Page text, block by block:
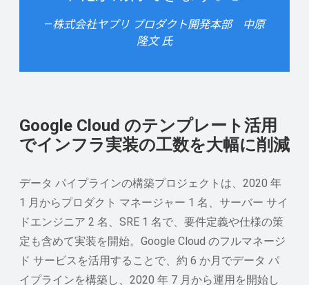
—株式会社ヤプリ プロダクト開発本部 中原
隆文 氏
Google Cloud のテンプレート活用
でインフラ実装の工数を大幅に削減
データ パイプラインの構築プロジェクトは、2020 年
1 月からプロダクト マネージャー 1 名、サーバー サイ
ドエンジニア 2 名、SRE 1 名で、要件定義や仕様の策
定も含めて実装を開始。Google Cloud のフルマネージ
ド サービスを活用することで、約 6 か月でデータ パ
イプラインを構築し、2020 年 7 月から運用を開始し